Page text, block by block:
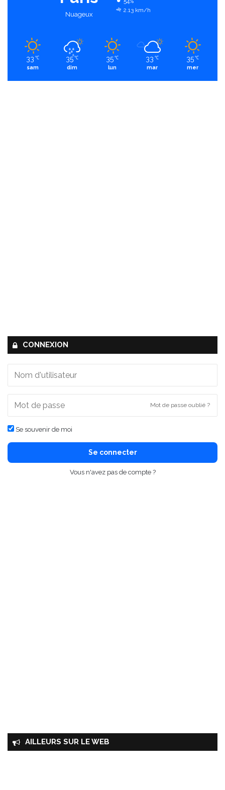
Nuageux
2.13 km/h
33 ℃
sam
35 ℃
dim
35 ℃
lun
33 ℃
mar
35 ℃
mer
CONNEXION
Mot de passe oublié ?
Se souvenir de moi
Se connecter
Vous n'avez pas de compte ?
AILLEURS SUR LE WEB